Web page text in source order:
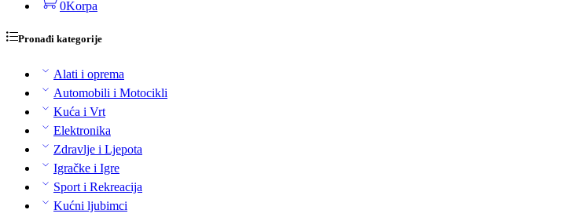
0Korpa
Pronađi kategorije
Alati i oprema
Automobili i Motocikli
Kuća i Vrt
Elektronika
Zdravlje i Ljepota
Igračke i Igre
Sport i Rekreacija
Kućni ljubimci